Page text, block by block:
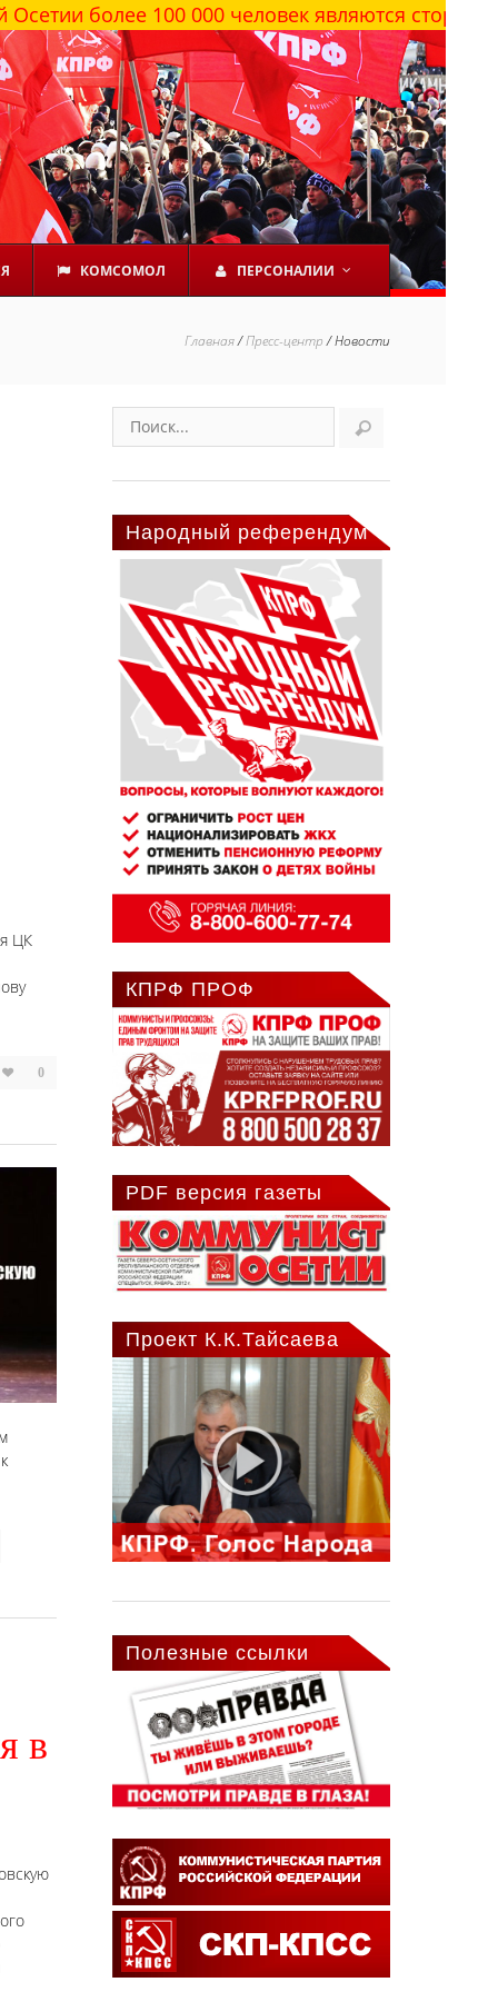
100 000 человек являются сторонниками
КОМСОМОЛ ПЕРСОНАЛИИ
Главная/Пресс-центр/Новости
ЦК
0
в
Народный референдум
КПРФ ПРОФ
PDF версия газеты
Проект К.К.Тайсаева
Полезные ссылки